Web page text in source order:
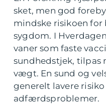
sket, men god
mindske risikoen for
sygdom. I
vaner som faste
sundhedstjek, tilpas
vægt. En sund og
generelt lavere
adfærdsproblemer.